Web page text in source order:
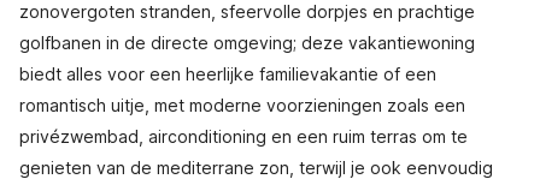
zonovergoten stranden, sfeervolle dorpjes en prachtige
golfbanen in de directe omgeving; deze vakantiewoning
biedt alles voor een heerlijke familievakantie of een
romantisch uitje, met moderne voorzieningen zoals een
privézwembad, airconditioning en een ruim terras om te
genieten van de mediterrane zon, terwijl je ook eenvoudig